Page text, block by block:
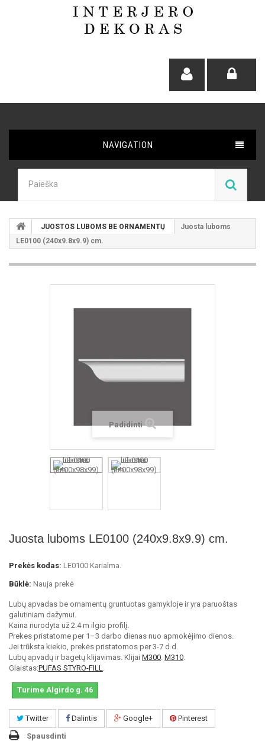
NAVIGATION
JUOSTOS LUBOMS BE ORNAMENTŲ
Juosta luboms
LE0100 (240x9.8x9.9) cm.
Padidinti
Juosta luboms LE0100 (240x9.8x9.9) cm.
Prekės kodas: LE0100 Karialma.
Būklė: Nauja prekė
Lubų apvadas be ornamentų gruntuotas gamykloje ir yra paruoštas
galutiniam dažymui.
Kaina nurodyta už 2.4 m ilgio profilį.
Prekes pristatome per 1–3 darbo dienas nuo apmokėjimo dienos.
Jei trūksta kiekio, prekės pristatomos per 3-7 d.d.
Lubų apvadų ir bagetų klijavimas. Klijai M300. M310.
Glaistas:PUFAS STYRO-FILL.
Turime Algirdo g. 46
Twitter Dalintis Google+
Pinterest
Spausdinti